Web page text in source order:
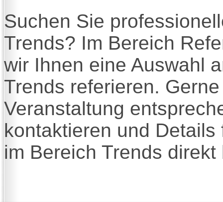
Suchen Sie
Trends? Im Bereich
wir Ihnen eine Auswahl
Trends referieren.
Veranstaltung
kontaktieren und
im Bereich Trends